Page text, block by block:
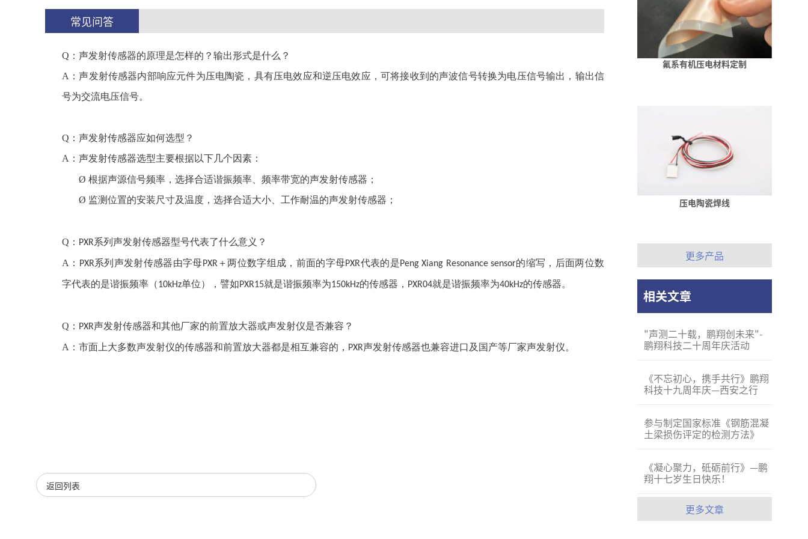
常见问答
Q：声发射传感器的原理是怎样的？输出形式是什么？
A：声发射传感器内部响应元件为压电陶瓷，具有压电效应和逆压电效应，可将接收到的声波信号转换为电压信号输出，输出信
号为交流电压信号。
Q ：声发射传感器应如何选型？
A：声发射传感器选型主要根据以下几个因素：
Ø 根据声源信号频率，选择合适谐振频率、频率带宽的声发射传感器；
Ø 监测位置的安装尺寸及温度，选择合适大小、工作耐温的声发射传感器；
Q ： PXR系列声发射传感器型号代表了什么意义？
A： PXR系列声发射传感器由字母PXR ＋两位数字组成，前面的字母PXR代表的是Peng Xiang Resonance sensor的缩写，后面两位数
字代表的是谐振频率（10kHz单位），譬如PXR15就是谐振频率为150kHz的传感器， PXR04就是谐振频率为40kHz的传感器。
Q ： PXR声发射传感器和其他厂家的前置放大器或声发射仪是否兼容？
A：市面上大多数声发射仪的传感器和前置放大器都是相互兼容的， PXR声发射传感器也兼容进口及国产等厂家声发射仪。
返回列表
氟系有机压电材料定制
压电陶瓷焊线
更多产品
相关文章
"声测二十载，鹏翔创未来"-
鹏翔科技二十周年庆活动
《不忘初心，携手共行》鹏翔
科技十九周年庆—西安之行
参与制定国家标准《钢筋混凝
土梁损伤评定的检测方法》
《凝心聚力，砥砺前行》—鹏
翔十七岁生日快乐！
更多文章